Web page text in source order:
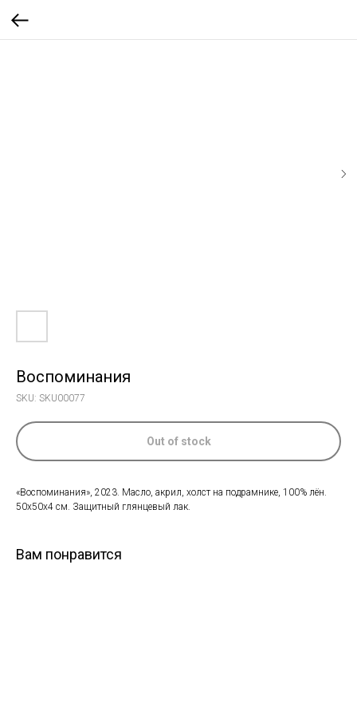
Воспоминания
SKU: SKU00077
Out of stock
«Воспоминания», 2023. Масло, акрил, холст на подрамнике, 100% лён.
50х50x4 см. Защитный глянцевый лак.
Вам понравится